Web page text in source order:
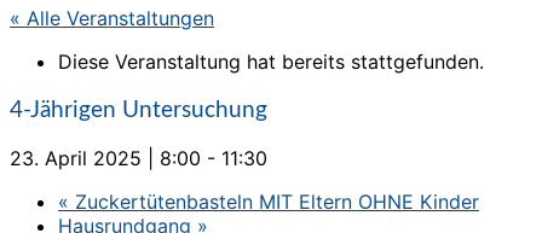
« Alle Veranstaltungen
Diese Veranstaltung hat bereits stattgefunden.
4-Jährigen Untersuchung
23. April 2025 | 8:00 - 11:30
« Zuckertütenbasteln MIT Eltern OHNE Kinder
Hausrundgang »